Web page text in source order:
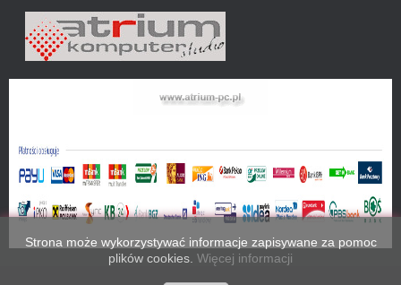
Strona może wykorzystywać informacje zapisywane za pomoc
plików cookies. Więcej informacji